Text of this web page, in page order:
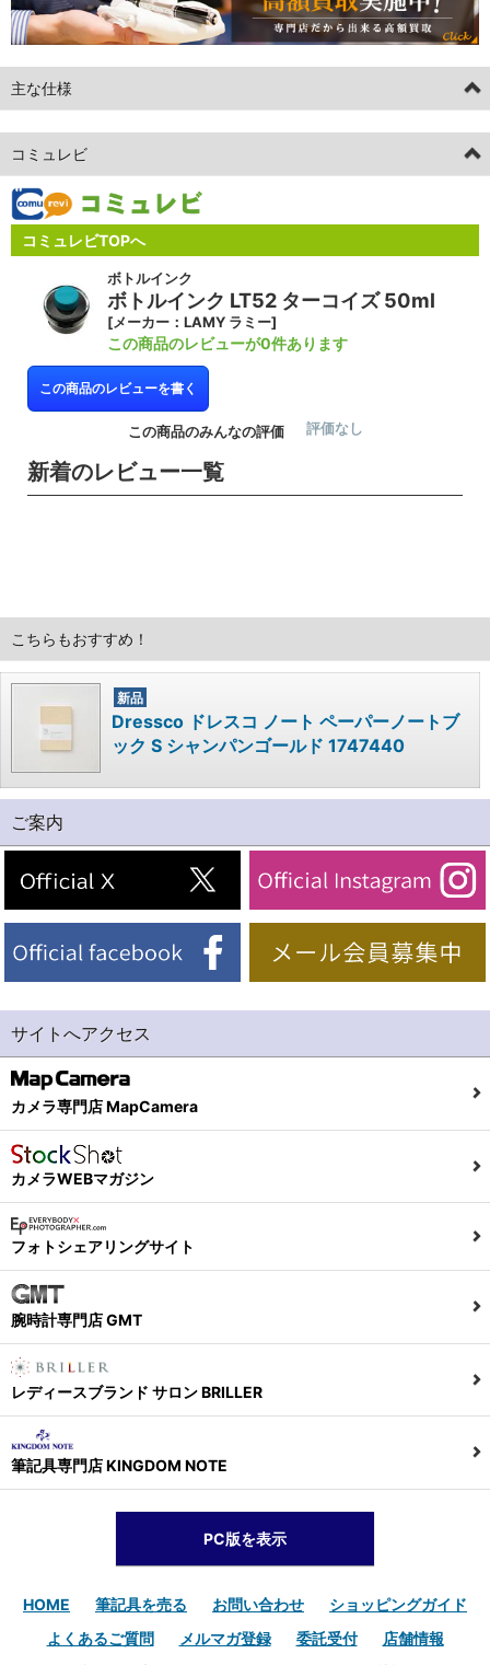
主な仕様
コミュレビ
コミュレビTOPへ
ボトルインク
ボトルインク LT52 ターコイズ 50ml
[メーカー：LAMY ラミー]
この商品のレビューが0件あります
この商品のレビューを書く
この商品のみんなの評価 評価なし
新着のレビュー一覧
こちらもおすすめ！
新品
Dressco ドレスコ ノート ペーパーノートブ
ック S シャンパンゴールド 1747440
ご案内
サイトへアクセス
カメラ専門店 MapCamera
カメラWEBマガジン
フォトシェアリングサイト
腕時計専門店 GMT
レディースブランド サロン BRILLER
筆記具専門店 KINGDOM NOTE
PC版を表示
HOME 筆記具を売る お問い合わせ
ショッピングガイド
よくあるご質問
メルマガ登録 委託受付
店舗情報